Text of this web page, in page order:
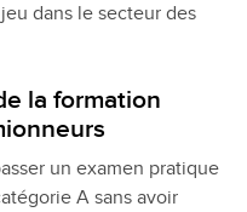
dans le secteur des
la formation
un examen pratique
A sans avoir